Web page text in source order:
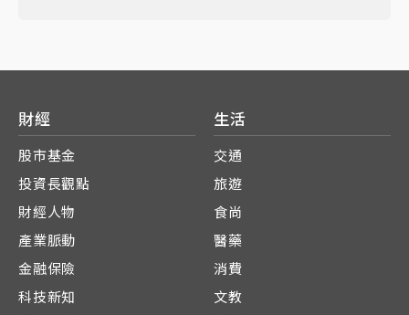
財經
股市基金
投資長觀點
財經人物
產業脈動
金融保險
科技新知
生活
交通
旅遊
食尚
醫藥
消費
文教